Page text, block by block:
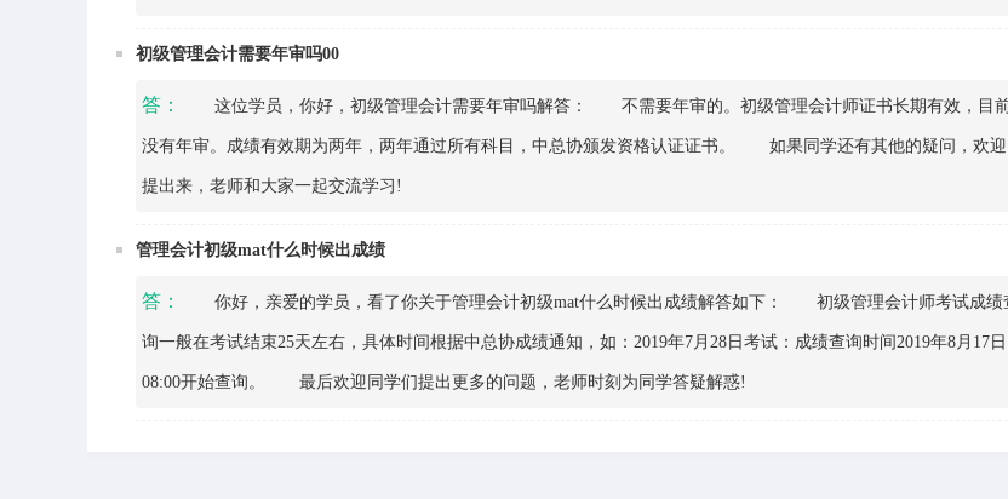
初级管理会计需要年审吗00
答： 这位学员，你好，初级管理会计需要年审吗解答： 不需要年审的。初级管理会计师证书长期有效，目
没有年审。成绩有效期为两年，两年通过所有科目，中总协颁发资格认证证书。 如果同学还有其他的疑问，欢迎
提出来，老师和大家一起交流学习!
管理会计初级mat什么时候出成绩
答： 你好，亲爱的学员，看了你关于管理会计初级mat什么时候出成绩解答如下： 初级管理会计师考试成绩
询一般在考试结束25天左右，具体时间根据中总协成绩通知，如：2019年7月28日考试：成绩查询时间2019年8月17日
08:00开始查询。 最后欢迎同学们提出更多的问题，老师时刻为同学答疑解惑!